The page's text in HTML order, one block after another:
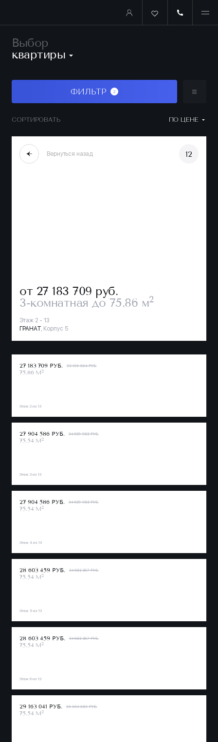
Выбор
квартиры
СОРТИРОВАТЬ ПО ЦЕНЕ
ФИЛЬТР 2
Вернуться назад 12
от 27 183 709 руб.
3-комнатнаядо 75.86 м2
Этаж 2 - 13
ГРАНАТ, Корпус 5
27 183 709 РУБ. 33 150 864 РУБ.
75.86 М2
Этаж 2 из 13
27 904 586 РУБ. 34 029 982 РУБ.
75.54 М2
Этаж 3 из 13
27 904 586 РУБ. 34 029 982 РУБ.
75.54 М2
Этаж 4 из 13
28 603 459 РУБ. 34 882 267 РУБ.
75.54 М2
Этаж 5 из 13
28 603 459 РУБ. 34 882 267 РУБ.
75.54 М2
Этаж 6 из 13
29 163 041 РУБ. 35 564 683 РУБ.
75.54 М2